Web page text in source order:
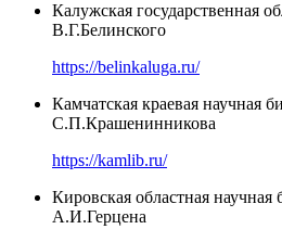
Калужская государственная
В.Г.Белинского
https://belinkaluga.ru/
Камчатская краевая научная
С.П.Крашенинникова
https://kamlib.ru/
Кировская областная научная
А.И.Герцена